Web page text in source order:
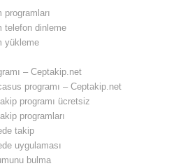
programları
telefon dinleme
yükleme
– Ceptakip.net
programı – Ceptakip.net
programı ücretsiz
programları
takip
uygulaması
bulma